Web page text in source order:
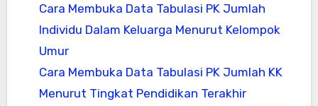
Cara Membuka Data Tabulasi PK Jumlah
Individu Dalam Keluarga Menurut Kelompok
Umur
Cara Membuka Data Tabulasi PK Jumlah KK
Menurut Tingkat Pendidikan Terakhir